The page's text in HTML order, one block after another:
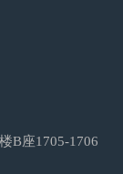
B座1705-1706